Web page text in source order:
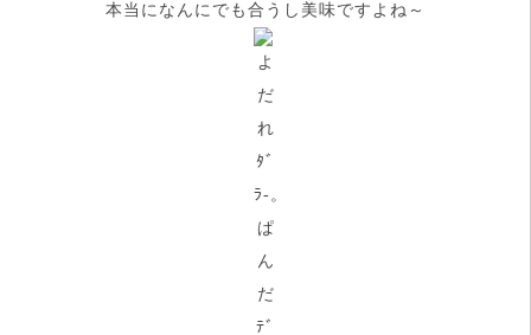
本当になんにでも合うし美味ですよね～